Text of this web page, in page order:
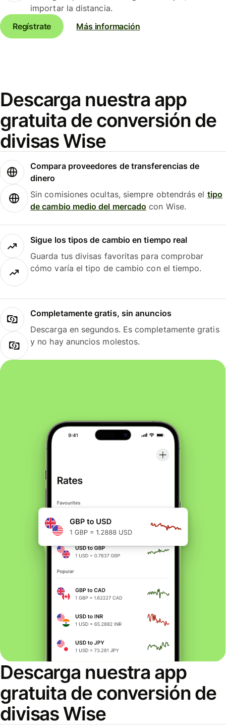
importar la distancia.
Regístrate
Más información
Descarga nuestra app
gratuita de conversión de
divisas Wise
Compara proveedores de transferencias de
dinero
Sin comisiones ocultas, siempre obtendrás el tipo
de cambio medio del mercado con Wise.
Sigue los tipos de cambio en tiempo real
Guarda tus divisas favoritas para comprobar
cómo varía el tipo de cambio con el tiempo.
Completamente gratis, sin anuncios
Descarga en segundos. Es completamente gratis
y no hay anuncios molestos.
Descarga nuestra app
gratuita de conversión de
divisas Wise